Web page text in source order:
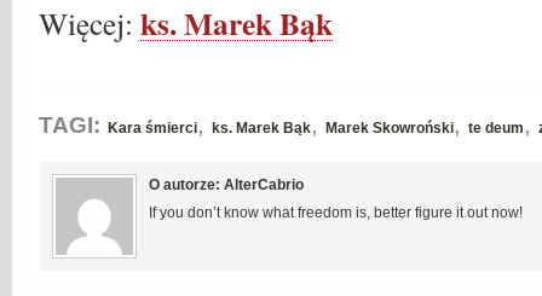
Więcej: ks. Marek Bąk
TAGI: Kara śmierci, ks. Marek Bąk, Marek Skowroński, te deum ,
O autorze: AlterCabrio
If you don’t know what freedom is, better figure it out now!